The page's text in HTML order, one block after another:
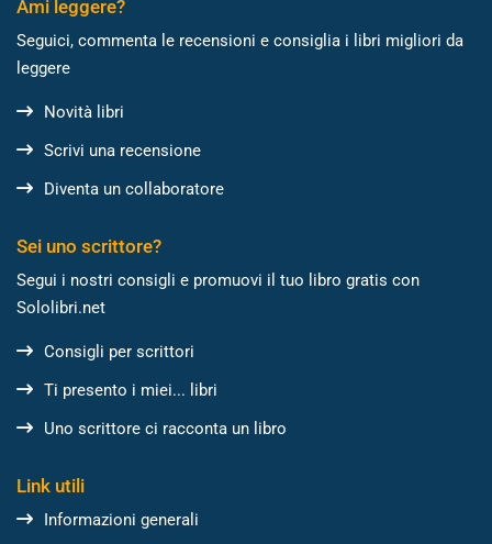
Ami leggere?
Seguici, commenta le recensioni e consiglia i libri migliori da
leggere
Novità libri
Scrivi una recensione
Diventa un collaboratore
Sei uno scrittore?
Segui i nostri consigli e promuovi il tuo libro gratis con
Sololibri.net
Consigli per scrittori
Ti presento i miei... libri
Uno scrittore ci racconta un libro
Link utili
Informazioni generali